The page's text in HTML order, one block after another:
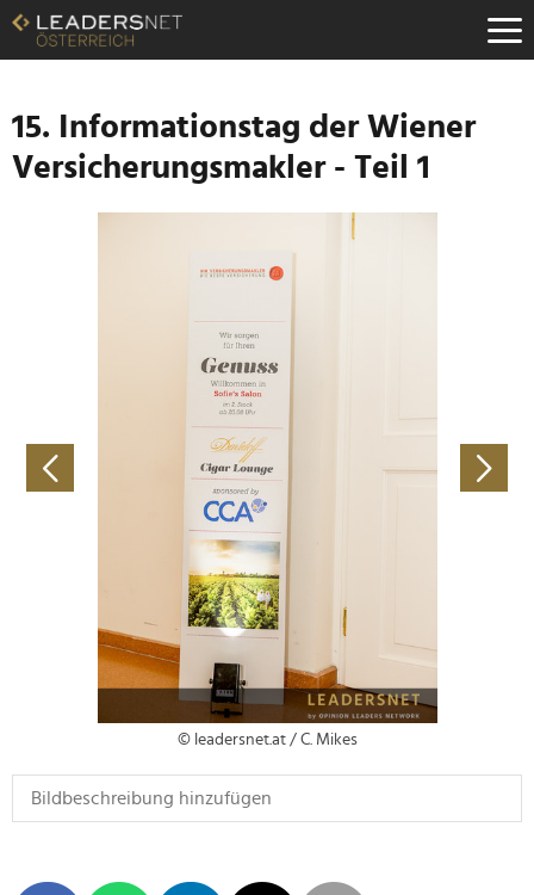
Zum
Inhalt
Zur
Navigation
Zur
Hauptnavigation
15. Informationstag der Wiener
Versicherungsmakler - Teil 1
© leadersnet.at / C. Mikes